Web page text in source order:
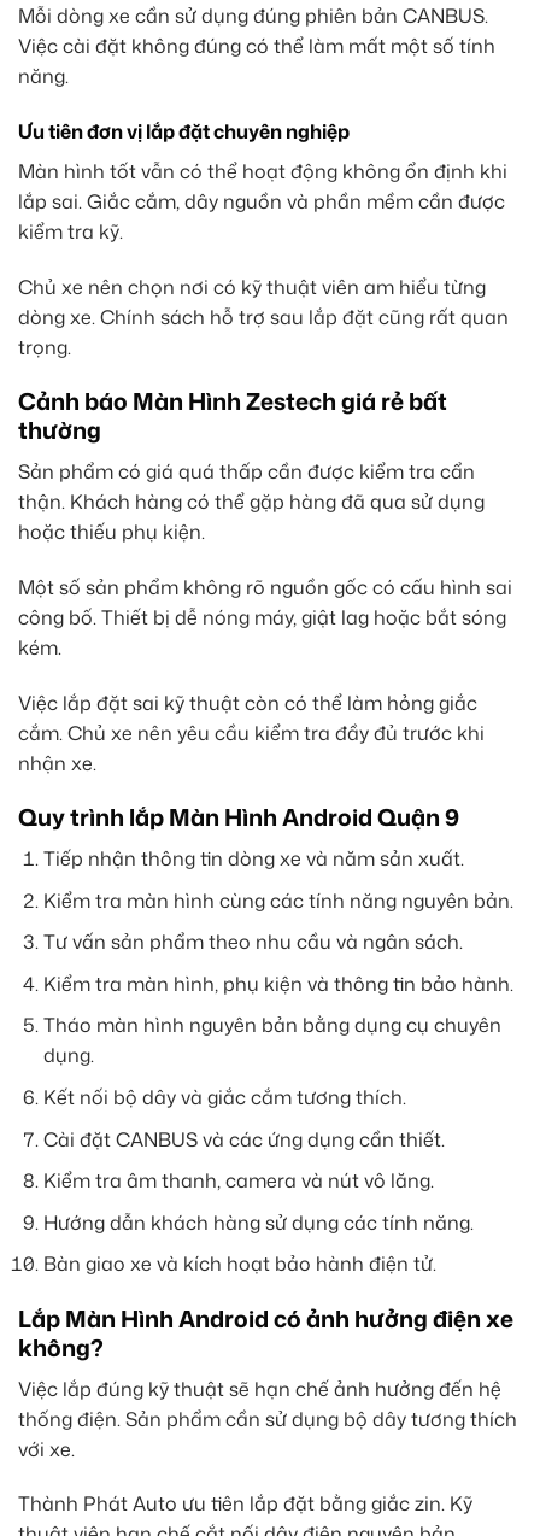
Mỗi dòng xe cần sử dụng đúng phiên bản CANBUS.
Việc cài đặt không đúng có thể làm mất một số tính
năng.
Ưu tiên đơn vị lắp đặt chuyên nghiệp
Màn hình tốt vẫn có thể hoạt động không ổn định khi
lắp sai. Giắc cắm, dây nguồn và phần mềm cần được
kiểm tra kỹ.
Chủ xe nên chọn nơi có kỹ thuật viên am hiểu từng
dòng xe. Chính sách hỗ trợ sau lắp đặt cũng rất quan
trọng.
Cảnh báo Màn Hình Zestech giá rẻ bất
thường
Sản phẩm có giá quá thấp cần được kiểm tra cẩn
thận. Khách hàng có thể gặp hàng đã qua sử dụng
hoặc thiếu phụ kiện.
Một số sản phẩm không rõ nguồn gốc có cấu hình sai
công bố. Thiết bị dễ nóng máy, giật lag hoặc bắt sóng
kém.
Việc lắp đặt sai kỹ thuật còn có thể làm hỏng giắc
cắm. Chủ xe nên yêu cầu kiểm tra đầy đủ trước khi
nhận xe.
Quy trình lắp Màn Hình Android Quận 9
Tiếp nhận thông tin dòng xe và năm sản xuất.
Kiểm tra màn hình cùng các tính năng nguyên bản.
Tư vấn sản phẩm theo nhu cầu và ngân sách.
Kiểm tra màn hình, phụ kiện và thông tin bảo hành.
Tháo màn hình nguyên bản bằng dụng cụ chuyên
dụng.
Kết nối bộ dây và giắc cắm tương thích.
Cài đặt CANBUS và các ứng dụng cần thiết.
Kiểm tra âm thanh, camera và nút vô lăng.
Hướng dẫn khách hàng sử dụng các tính năng.
Bàn giao xe và kích hoạt bảo hành điện tử.
Lắp Màn Hình Android có ảnh hưởng điện xe
không?
Việc lắp đúng kỹ thuật sẽ hạn chế ảnh hưởng đến hệ
thống điện. Sản phẩm cần sử dụng bộ dây tương thích
với xe.
Thành Phát Auto ưu tiên lắp đặt bằng giắc zin. Kỹ